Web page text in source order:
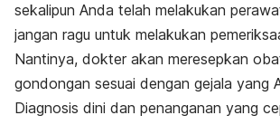
sekalipun Anda telah melakukan
jangan ragu untuk melakukan
Nantinya, dokter akan meresepkan
gondongan sesuai dengan gejala yang
Diagnosis dini dan penanganan yang